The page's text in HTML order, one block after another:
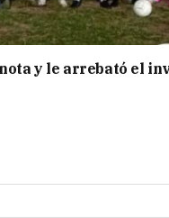
y le arrebató el